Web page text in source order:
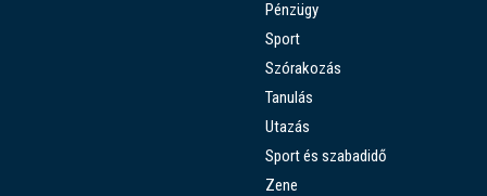
Pénzügy
Sport
Szórakozás
Tanulás
Utazás
Sport és szabadidő
Zene